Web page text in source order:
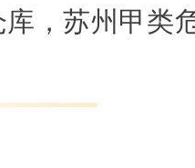
，苏州甲类